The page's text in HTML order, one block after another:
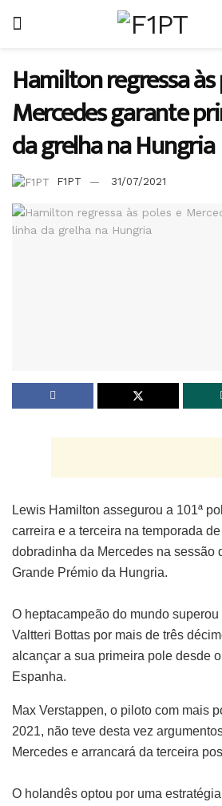
Hamilton regressa
Mercedes garante
da grelha na Hungria
F1PT 31/07/2021
Lewis Hamilton assegurou a 101ª
carreira e a terceira na temporada
dobradinha da Mercedes na sessão
Grande Prémio da Hungria.
O heptacampeão do mundo
Valtteri Bottas por mais de três
alcançar a sua primeira pole desde
Espanha.
Max Verstappen, o piloto com mais
2021, não teve desta vez
Mercedes e arrancará da terceira
O holandês optou por uma